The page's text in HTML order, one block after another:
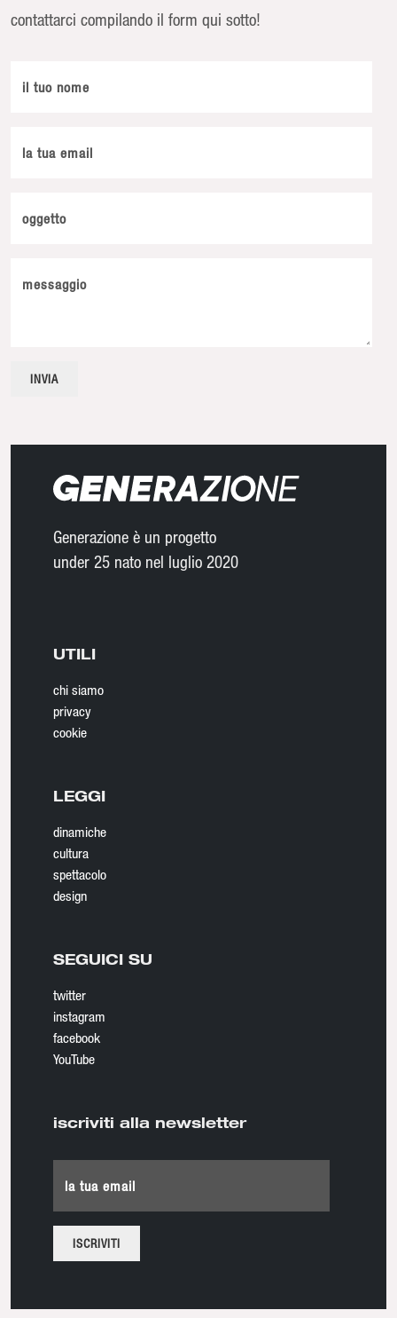
contattarci compilando il form qui sotto!
il tuo nome
la tua email
oggetto
messaggio
Generazione è un progetto
under 25 nato nel luglio 2020
UTILI
chi siamo
privacy
cookie
LEGGI
dinamiche
cultura
spettacolo
design
SEGUICI SU
twitter
instagram
facebook
YouTube
iscriviti alla newsletter
la tua email